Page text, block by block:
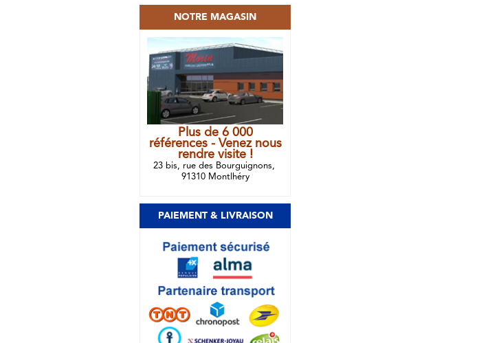
NOTRE MAGASIN
Plus de 6 000
références - Venez nous
rendre visite !
23 bis, rue des Bourguignons,
91310 Montlhéry
PAIEMENT & LIVRAISON